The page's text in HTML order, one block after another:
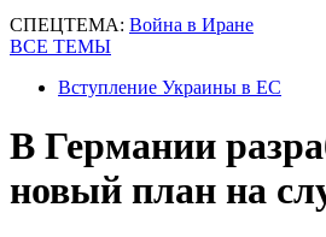
СПЕЦТЕМА: Война в Иране
ВСЕ ТЕМЫ
Вступление Украины в ЕС
В Германии
новый план на